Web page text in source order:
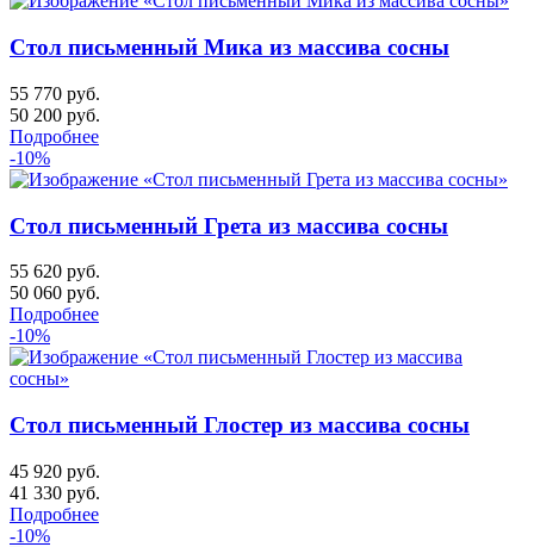
Стол письменный Мика из массива сосны
55 770 руб.
50 200 руб.
Подробнее
-10%
Стол письменный Грета из массива сосны
55 620 руб.
50 060 руб.
Подробнее
-10%
Стол письменный Глостер из массива сосны
45 920 руб.
41 330 руб.
Подробнее
-10%